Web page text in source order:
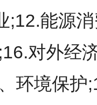
;12.能源
对外经
环境保护